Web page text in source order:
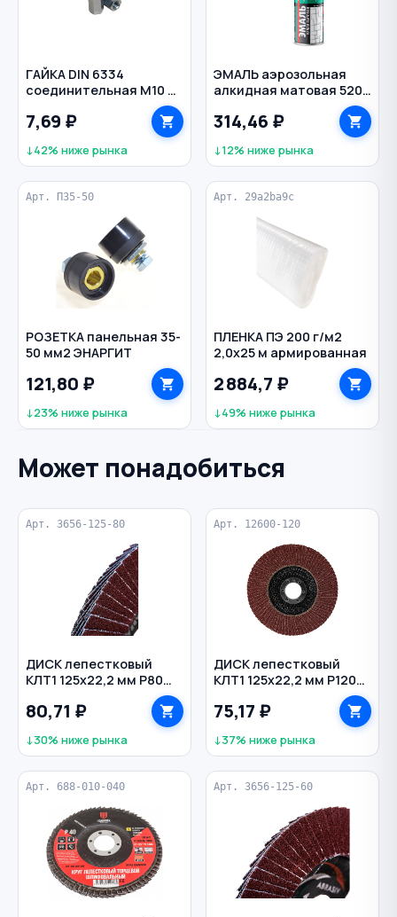
ГАЙКА DIN 6334
соединительная M10 30
7,69 ₽
↓42% ниже рынка
ЭМАЛЬ аэрозольная
алкидная матовая 520
мл KUDO RAL 9003 цв.
белый
314,46 ₽
↓12% ниже рынка
Арт. П35-50
РОЗЕТКА панельная 35-
50 мм2 ЭНАРГИТ
121,80 ₽
↓23% ниже рынка
Арт. 29a2ba9c
ПЛЕНКА ПЭ 200 г/м2
2,0х25 м армированная
2 884,7 ₽
↓49% ниже рынка
Может понадобиться
Арт. 3656-125-80
ДИСК лепестковый
КЛТ1 125х22,2 мм Р80
универсальный ЛУГА
80,71 ₽
↓30% ниже рынка
Арт. 12600-120
ДИСК лепестковый
КЛТ1 125х22,2 мм Р120
VERTEXTOOLS
75,17 ₽
↓37% ниже рынка
Арт. 688-010-040 Арт. 3656-125-60